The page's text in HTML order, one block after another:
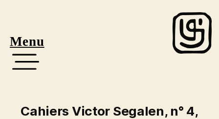
Menu
Cahiers Victor Segalen, n° 4,